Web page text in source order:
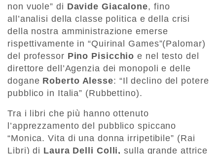
non vuole” di Davide Giacalone, fino
all’analisi della classe politica e della crisi
della nostra amministrazione emerse
rispettivamente in “Quirinal Games”(Palomar)
del professor Pino Pisicchio e nel testo del
direttore dell’Agenzia dei monopoli e delle
dogane Roberto Alesse: “Il declino del potere
pubblico in Italia” (Rubbettino).
Tra i libri che più hanno ottenuto
l’apprezzamento del pubblico spiccano
“Monica. Vita di una donna irripetibile” (Rai
Libri) di Laura Delli Colli, sulla grande attrice